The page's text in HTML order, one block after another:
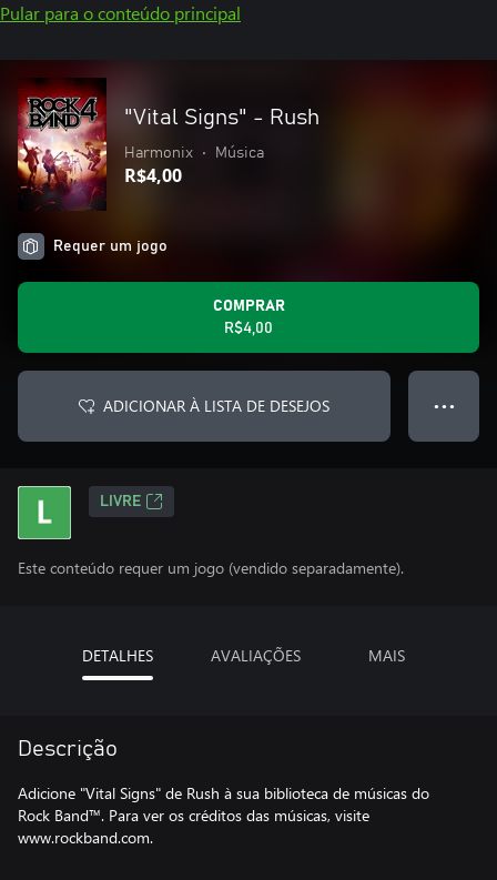
Pular para o conteúdo principal
"Vital Signs" - Rush
Harmonix • Música
R$4,00
Requer um jogo
COMPRAR
R$4,00
ADICIONAR À LISTA DE DESEJOS ● ● ●
LIVRE
Este conteúdo requer um jogo (vendido separadamente).
DETALHES AVALIAÇÕES MAIS
Descrição
Adicione "Vital Signs" de Rush à sua biblioteca de músicas do
Rock Band™. Para ver os créditos das músicas, visite
www.rockband.com.